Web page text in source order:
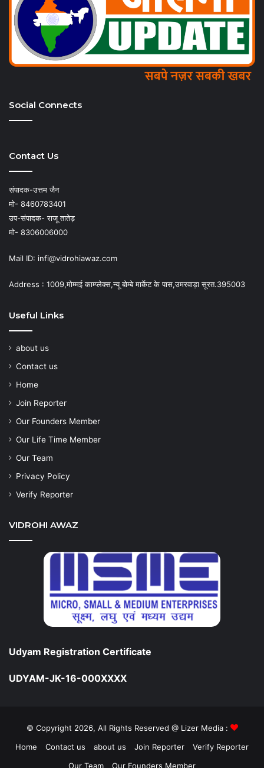
Social Connects
Contact Us
संपादक-उत्तम जैन
मो- 8460783401
उप-संपादक- राजू तातेड़
मो- 8306006000
Mail ID: infi@vidrohiawaz.com
Address : 1009,मोम्मई काम्प्लेक्स,न्यू बोम्बे मार्केट के पास,उमरवाड़ा सूरत.395003
Useful Links
about us
Contact us
Home
Join Reporter
Our Founders Member
Our Life Time Member
Our Team
Privacy Policy
Verify Reporter
VIDROHI AWAZ
Udyam Registration Certificate
UDYAM-JK-16-000XXXX
© Copyright 2026, All Rights Reserved @ Lizer Media :
Home
Contact us about us Join Reporter
Verify Reporter
Our Team
Our Founders Member